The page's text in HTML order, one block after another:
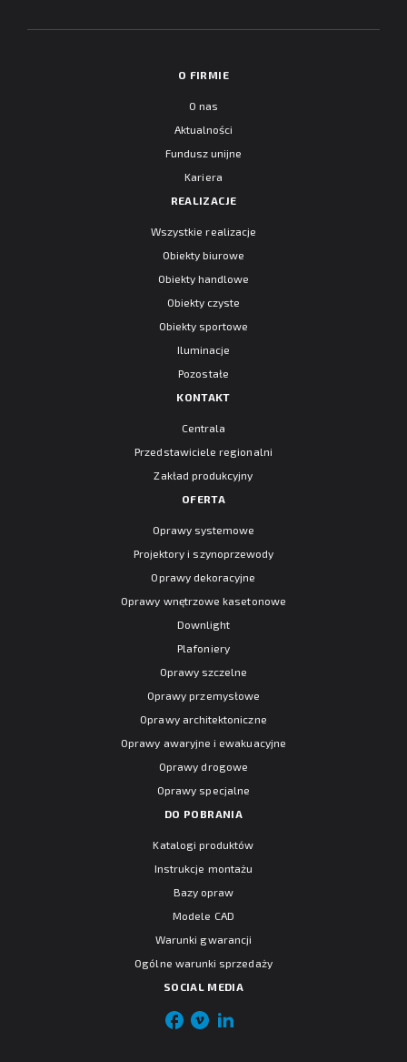
O FIRMIE
O nas
Aktualności
Fundusz unijne
Kariera
REALIZACJE
Wszystkie realizacje
Obiekty biurowe
Obiekty handlowe
Obiekty czyste
Obiekty sportowe
Iluminacje
Pozostałe
KONTAKT
Centrala
Przedstawiciele regionalni
Zakład produkcyjny
OFERTA
Oprawy systemowe
Projektory i szynoprzewody
Oprawy dekoracyjne
Oprawy wnętrzowe kasetonowe
Downlight
Plafoniery
Oprawy szczelne
Oprawy przemysłowe
Oprawy architektoniczne
Oprawy awaryjne i ewakuacyjne
Oprawy drogowe
Oprawy specjalne
DO POBRANIA
Katalogi produktów
Instrukcje montażu
Bazy opraw
Modele CAD
Warunki gwarancji
Ogólne warunki sprzedaży
SOCIAL MEDIA